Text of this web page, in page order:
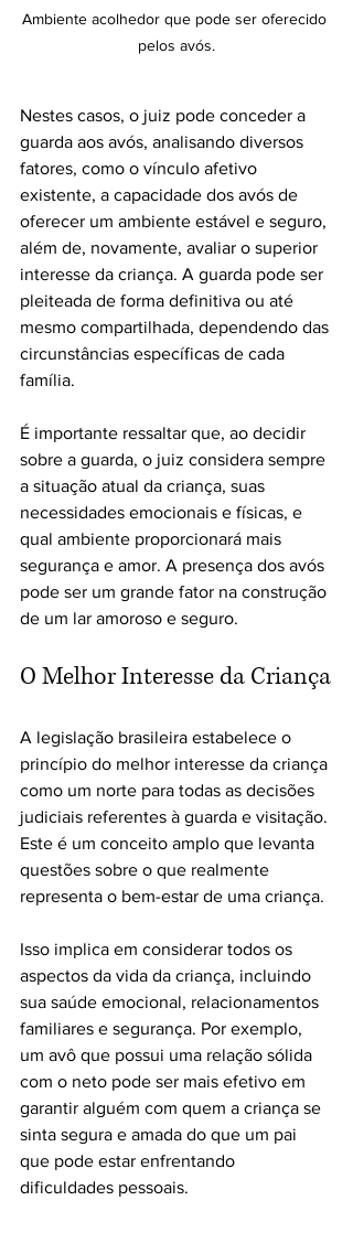
Ambiente acolhedor que pode ser oferecido
pelos avós.
Nestes casos, o juiz pode conceder a
guarda aos avós, analisando diversos
fatores, como o vínculo afetivo
existente, a capacidade dos avós de
oferecer um ambiente estável e seguro,
além de, novamente, avaliar o superior
interesse da criança. A guarda pode ser
pleiteada de forma definitiva ou até
mesmo compartilhada, dependendo das
circunstâncias específicas de cada
família.
É importante ressaltar que, ao decidir
sobre a guarda, o juiz considera sempre
a situação atual da criança, suas
necessidades emocionais e físicas, e
qual ambiente proporcionará mais
segurança e amor. A presença dos avós
pode ser um grande fator na construção
de um lar amoroso e seguro.
O Melhor Interesse da Criança
A legislação brasileira estabelece o
princípio do melhor interesse da criança
como um norte para todas as decisões
judiciais referentes à guarda e visitação.
Este é um conceito amplo que levanta
questões sobre o que realmente
representa o bem-estar de uma criança.
Isso implica em considerar todos os
aspectos da vida da criança, incluindo
sua saúde emocional, relacionamentos
familiares e segurança. Por exemplo,
um avô que possui uma relação sólida
com o neto pode ser mais efetivo em
garantir alguém com quem a criança se
sinta segura e amada do que um pai
que pode estar enfrentando
dificuldades pessoais.